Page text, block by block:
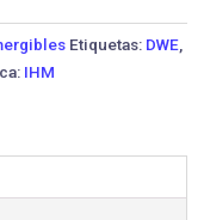
Etiquetas: DWE
IHM